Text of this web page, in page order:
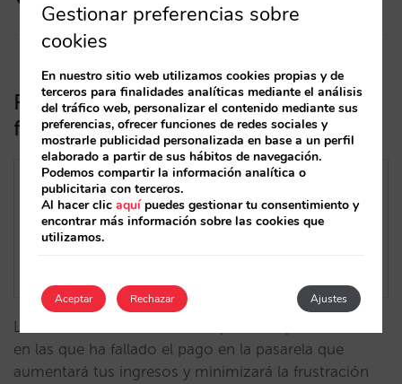
Recupera reservas rescatando pagos
fallidos en la plataforma de pagos
Lanzamos una funcionalidad para recuperar reservas
en las que ha fallado el pago en la pasarela que
aumentará tus ingresos y minimizará la frustración
Gestionar preferencias sobre
cookies
En nuestro sitio web utilizamos cookies propias y de
terceros para finalidades analíticas mediante el análisis
del tráfico web, personalizar el contenido mediante sus
preferencias, ofrecer funciones de redes sociales y
mostrarle publicidad personalizada en base a un perfil
elaborado a partir de sus hábitos de navegación.
Podemos compartir la información analítica o
publicitaria con terceros.
Al hacer clicaquípuedes gestionar tu consentimiento y
encontrar más información sobre las cookies que
utilizamos.
Aceptar Ajustes
Rechazar